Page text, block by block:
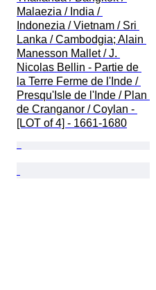
Malaezia / India /
Indonezia / Vietnam / Sri
Lanka / Cambodgia; Alain
Manesson Mallet / J.
Nicolas Bellin - Partie de
la Terre Ferme de l'Inde /
Presqu'Isle de l'Inde / Plan
de Cranganor / Coylan -
[LOT of 4] - 1661-1680